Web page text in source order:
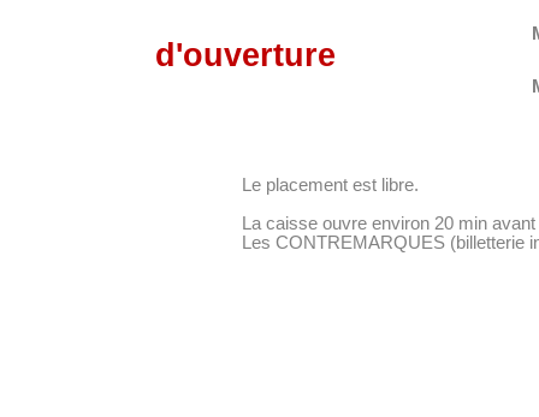
d'ouverture
Le placement est libre.
La caisse ouvre environ 20 min
Les CONTREMARQUES (billetterie